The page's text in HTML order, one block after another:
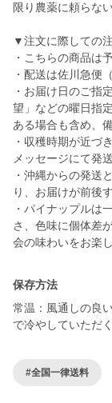
限り農薬に頼らな
▼注文に際しての
・こちらの商品は
・配送は佐川急便
・お届け日のご指
望」などの曜日指
ある場合も含め、
・収穫時期が近づ
メッセージにて発
・沖縄からの発送
り、お届けが前後
・パイナップルは
さ、色味に個体差
会の味わいをお楽
保存方法
常温：風通しの良
で冷やしていただ
#全国一律送料